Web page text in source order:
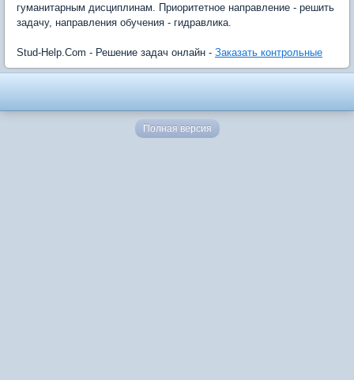
гуманитарным дисциплинам. Приоритетное направление - решить
задачу, направления обучения - гидравлика.
Stud-Help.Com - Решение задач онлайн - Заказать контрольные
Полная версия